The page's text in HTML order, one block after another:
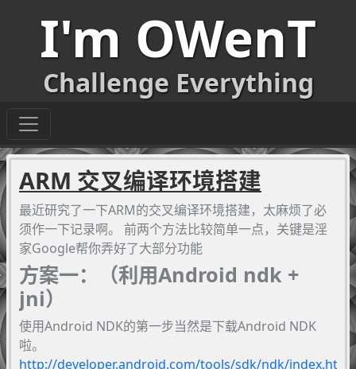
I'm OWenT
Challenge Everything
ARM 交叉编译环境搭建
最近研究了一下ARM的交叉编译环境搭建，太麻烦了必
须作一下记录啊。 前两个方法比较简单一点，关键是淫
家Google帮你弄好了大部分功能
方案一：（利用Android ndk +
jni）
使用Android NDK的第一步当然是下载Android NDK
啦。
http://developer.android.com/tools/sdk/ndk/index.html